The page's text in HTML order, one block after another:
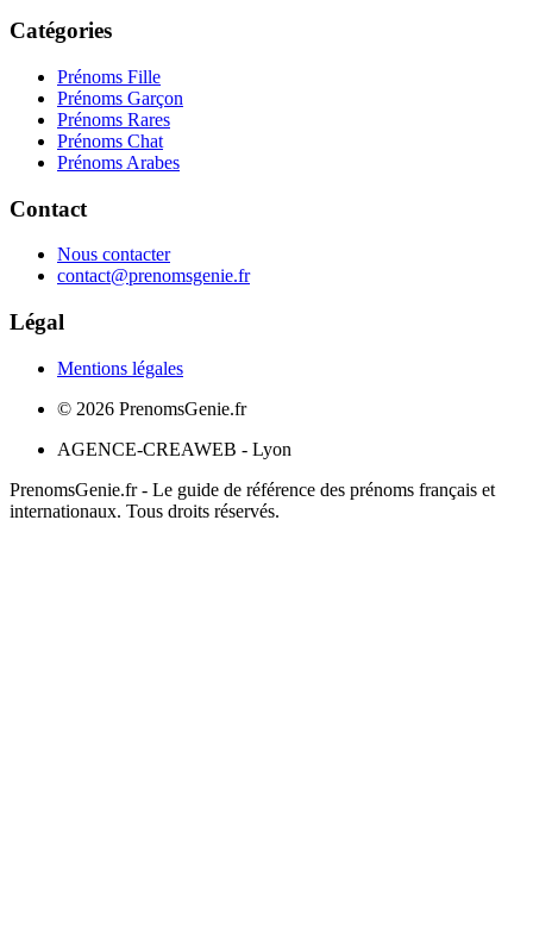
Catégories
Prénoms Fille
Prénoms Garçon
Prénoms Rares
Prénoms Chat
Prénoms Arabes
Contact
Nous contacter
contact@prenomsgenie.fr
Légal
Mentions légales
© 2026 PrenomsGenie.fr
AGENCE-CREAWEB - Lyon
PrenomsGenie.fr - Le guide de référence des prénoms français et
internationaux. Tous droits réservés.